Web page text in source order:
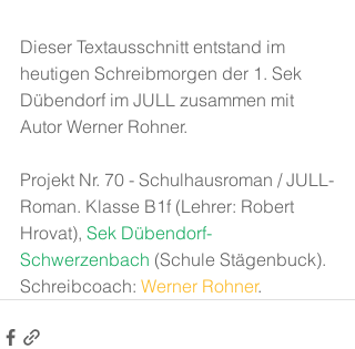
Dieser Textausschnitt entstand im
heutigen Schreibmorgen der 1. Sek
Dübendorf im JULL zusammen mit
Autor Werner Rohner.
Projekt Nr. 70 - Schulhausroman / JULL-
Roman. Klasse B1f (Lehrer: Robert
Hrovat), Sek Dübendorf-
Schwerzenbach (Schule Stägenbuck).
Schreibcoach: Werner Rohner.